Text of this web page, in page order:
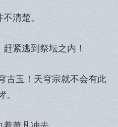
清楚。
紧逃到祭坛之内！
古玉！天穹宗就不会有此